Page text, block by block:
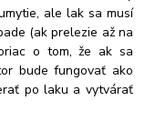
ale lak sa musí
(ak prelezie až na
o tom, že ak sa
bude fungovať ako
po laku a vytvárať